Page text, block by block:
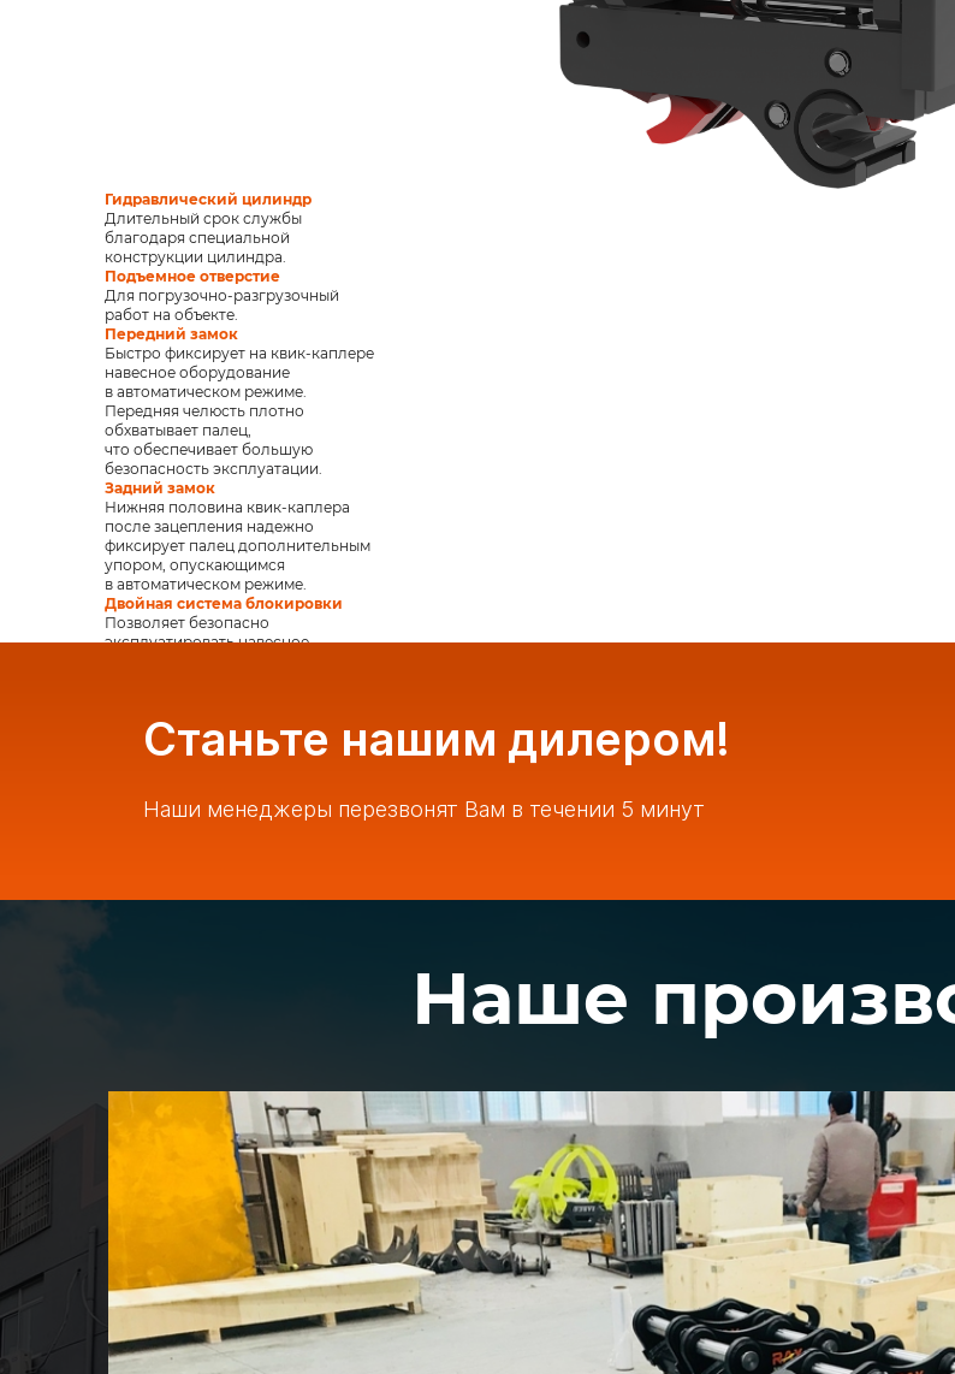
Гидравлический цилиндр
Длительный срок службы
благодаря специальной
конструкции цилиндра.
Подъемное отверстие
Для погрузочно-разгрузочный
работ на объекте.
Передний замок
Быстро фиксирует на квик-каплере
навесное оборудование
в автоматическом режиме.
Передняя челюсть плотно
обхватывает палец,
что обеспечивает большую
безопасность эксплуатации.
Задний замок
Нижняя половина квик-каплера
после зацепления надежно
фиксирует палец дополнительным
упором, опускающимся
в автоматическом режиме.
Двойная система блокировки
Позволяет безопасно
эксплуатировать навесное
Станьте нашим дилером!
Наши менеджеры перезвонят Вам в течении 5 минут
Наше